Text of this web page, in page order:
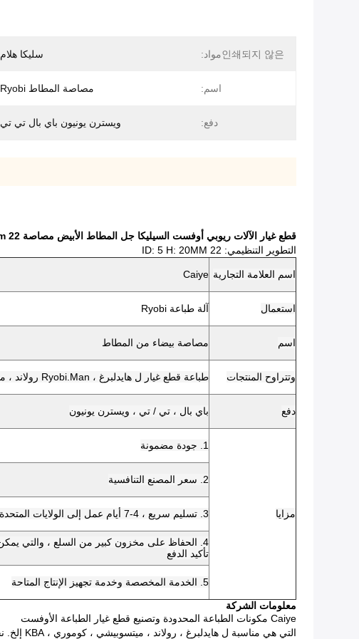
인쇄되지 않은مواد: سليكا هلام
اسم: مصاصة المطاط Ryobi
دفع: ويسترن يونيون باي بال تي تي
قطع غيار الآلات ريوبي أوفست السيليكا جل المطاط الأبيض مصاصة 22 X 20 X 5mm
التطوير التنظيمي: 22 ID: 5 H: 20MM
اسم العلامة التجارية Caiye
استعمال آلة طباعة Ryobi
اسم مصاصة بيضاء من المطاط
وتتراوح المنتجات طباعة قطع غيار ل هايدلبرغ ، Ryobi.Man رولاند ، ميتسوبيشي ، كوموري ، KBA
دفع باي بال ، تي / تي ، ويسترن يونيون
مزايا
1. جودة مضمونة
2. سعر المصنع التنافسية
3. تسليم سريع ، 4-7 أيام عمل إلى الولايات المتحدة / المملكة المتحدة / الاتحاد الافريقي
تأكيد الدفع
5. الخدمة المخصصة وخدمة تجهيز الإنتاج المتاحة
معلومات الشركة
Caiye مكونات الطباعة المحدودة وتصنيع قطع غيار الطباعة الأوفست
التي هي مناسبة ل هايدلبرغ ، رولاند ، ميتسوبيشي ، كوموري ، KBA إلخ. نحن نقبل الجملة والتجزئة وتوفير الملحقات وفقا لرسومات العملاء والعينات.